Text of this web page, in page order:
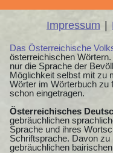
Impressum |
Das Österreichische
österreichischen
nur die Sprache der
Möglichkeit selbst mit zu
Wörter im Wörterbuch zu
schon eingetragen.
Österreichisches
gebräuchlichen
Sprache und ihres
Schriftsprache. Davon
gebräuchlichen